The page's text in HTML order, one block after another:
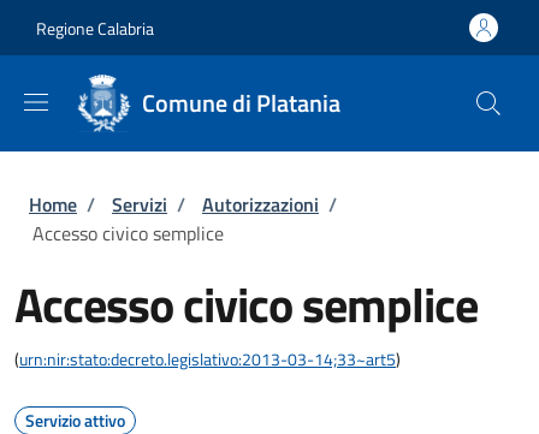
Regione Calabria
Comune di Platania
Briciole di pane
Home / Servizi / Autorizzazioni /
Accesso civico semplice
Accesso civico semplice
(urn:nir:stato:decreto.legislativo:2013-03-14;33~art5)
Servizio attivo